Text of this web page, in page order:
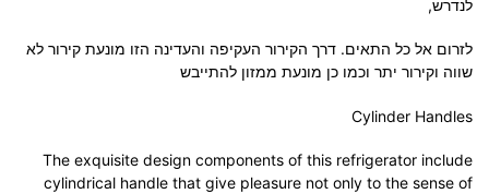
לנדרש,
לזרום אל כל התאים. דרך הקירור העקיפה והעדינה הזו מונעת קירור לא
שווה וקירור יתר וכמו כן מונעת ממזון להתייבש
Cylinder Handles
The exquisite design components of this refrigerator include
cylindrical handle that give pleasure not only to the sense of